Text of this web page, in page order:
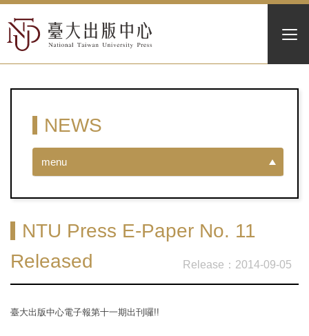
NEWS
menu
NTU Press E-Paper No. 11
Released
2014-09-05
臺大出版中心電子報第十一期出刊囉!!